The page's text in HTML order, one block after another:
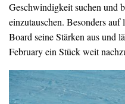
Geschwindigkeit suchen und
einzutauschen. Besonders
Board seine Stärken aus und
February ein Stück weit